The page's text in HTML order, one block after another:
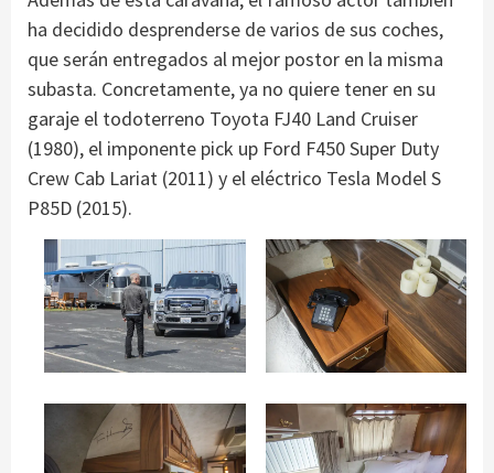
ha decidido desprenderse de varios de sus coches,
que serán entregados al mejor postor en la misma
subasta. Concretamente, ya no quiere tener en su
garaje el todoterreno Toyota FJ40 Land Cruiser
(1980), el imponente pick up Ford F450 Super Duty
Crew Cab Lariat (2011) y el eléctrico Tesla Model S
P85D (2015).